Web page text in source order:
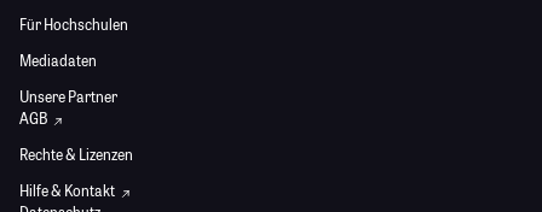
Für Hochschulen
Mediadaten
Unsere Partner
AGB
Rechte & Lizenzen
Hilfe & Kontakt